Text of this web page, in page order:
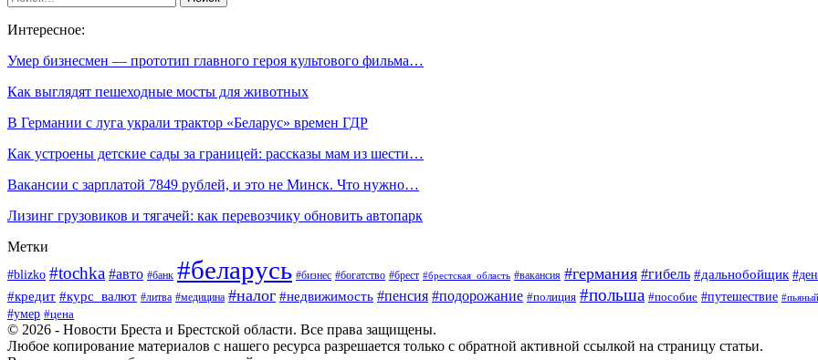
Интересное:
Умер бизнесмен — прототип главного героя культового фильма…
Как выглядят пешеходные мосты для животных
В Германии с луга украли трактор «Беларус» времен ГДР
Как устроены детские сады за границей: рассказы мам из шести…
Вакансии с зарплатой 7849 рублей, и это не Минск. Что нужно…
Лизинг грузовиков и тягачей: как перевозчику обновить автопарк
Метки
#blizko #tochka #авто #банк #беларусь #бизнес #богатство #брест #брестская_область #вакансия #германия #гибель #дальнобойщик
#кредит #курс_валют #литва #медицина #налог #недвижимость #пенсия #подорожание #полиция #польша #пособие #путешествие #пьяный
#умер #цена
© 2026 - Новости Бреста и Брестской области. Все права защищены.
Любое копирование материалов с нашего ресурса разрешается только с обратной активной ссылкой на страницу статьи.